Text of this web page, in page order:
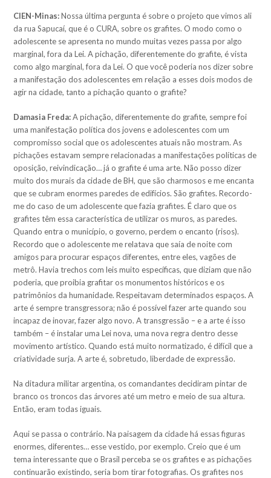
CIEN-Minas:Nossa última pergunta é sobre o projeto que vimos ali
da rua Sapucaí, que é o CURA, sobre os grafites. O modo como o
adolescente se apresenta no mundo muitas vezes passa por algo
marginal, fora da Lei. A pichação, diferentemente do grafite, é vista
como algo marginal, fora da Lei. O que você poderia nos dizer sobre
a manifestação dos adolescentes em relação a esses dois modos de
agir na cidade, tanto a pichação quanto o grafite?
Damasia Freda:A pichação, diferentemente do grafite, sempre foi
uma manifestação política dos jovens e adolescentes com um
compromisso social que os adolescentes atuais não mostram. As
pichações estavam sempre relacionadas a manifestações políticas de
oposição, reivindicação… já o grafite é uma arte. Não posso dizer
muito dos murais da cidade de BH, que são charmosos e me encanta
que se cubram enormes paredes de edifícios. São grafites. Recordo-
me do caso de um adolescente que fazia grafites. É claro que os
grafites têm essa característica de utilizar os muros, as paredes.
Quando entra o município, o governo, perdem o encanto (risos).
Recordo que o adolescente me relatava que saía de noite com
amigos para procurar espaços diferentes, entre eles, vagões de
metrô. Havia trechos com leis muito específicas, que diziam que não
poderia, que proibia grafitar os monumentos históricos e os
patrimônios da humanidade. Respeitavam determinados espaços. A
arte é sempre transgressora; não é possível fazer arte quando sou
incapaz de inovar, fazer algo novo. A transgressão – e a arte é isso
também – é instalar uma Lei nova, uma nova regra dentro desse
movimento artístico. Quando está muito normatizado, é difícil que a
criatividade surja. A arte é, sobretudo, liberdade de expressão.
Na ditadura militar argentina, os comandantes decidiram pintar de
branco os troncos das árvores até um metro e meio de sua altura.
Então, eram todas iguais.
Aqui se passa o contrário. Na paisagem da cidade há essas figuras
enormes, diferentes… esse vestido, por exemplo. Creio que é um
tema interessante que o Brasil perceba se os grafites e as pichações
continuarão existindo, seria bom tirar fotografias. Os grafites nos